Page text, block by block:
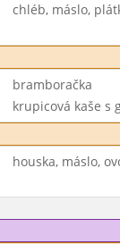
chléb, máslo,
bramboračka
krupicová kaše s
houska, máslo,